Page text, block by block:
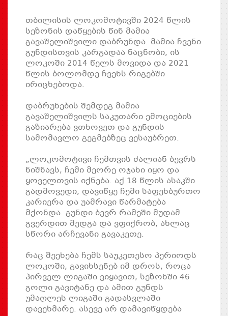
თბილისის ლოკომოტივში 2024 წლის
სეზონის დაწყების წინ მამია
გავაშელიშვილი დაბრუნდა. მამია ჩვენი
გუნდისთვის კარგადაა ნაცნობი, ის
ლოკოში 2014 წელს მოვიდა და 2021
წლის ბოლომდე ჩვენს რიგებში
ირიცხებოდა.
დაბრუნების შემდეგ მამია
გავაშელიშვილს საკუთარი ემოციების
გაზიარება ვთხოვეთ და გუნდის
სამომავლო გეგმებზეც ვესაუბრეთ.
„ლოკომოტივი ჩემთვის ძალიან ბევრს
ნიშნავს, ჩემი მეორე ოჯახი იყო და
ყოველთვის იქნება. აქ 18 წლის ასაკში
გადმოვედი, დავიწყე ჩემი საფეხბურთო
კარიერა და უამრავი წარმატება
მქონდა. გუნდი ბევრ რამეში მუდამ
გვერდით მედგა და ვფიქრობ, ახლაც
სწორი არჩევანი გავაკეთე.
რაც შეეხება ჩემს საუკეთესო პერიოდს
ლოკოში, გავიხსენებ იმ დროს, როცა
პირველ ლიგაში ვიყავით, სეზონში 46
გოლი გავიტანე და ამით გუნდს
უმაღლეს ლიგაში გადასვლაში
დავეხმარე. ასევე არ დამავიწყდება